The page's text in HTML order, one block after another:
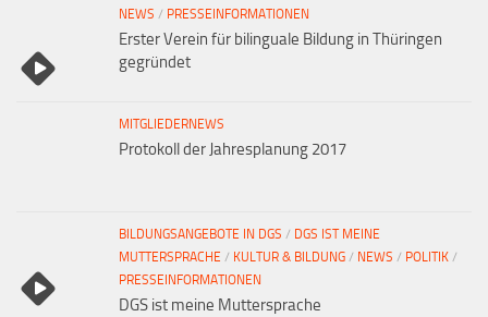
NEWS / PRESSEINFORMATIONEN
Erster Verein für bilinguale Bildung in Thüringen
gegründet
MITGLIEDERNEWS
Protokoll der Jahresplanung 2017
BILDUNGSANGEBOTE IN DGS / DGS IST MEINE
MUTTERSPRACHE / KULTUR & BILDUNG / NEWS / POLITIK /
PRESSEINFORMATIONEN
DGS ist meine Muttersprache